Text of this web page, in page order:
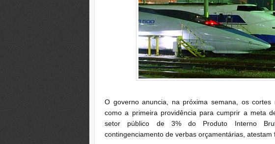
O governo anuncia, na próxima semana, os
como a primeira providência para cumprir a meta
setor público de 3% do Produto Interno
contingenciamento de verbas orçamentárias, atestam